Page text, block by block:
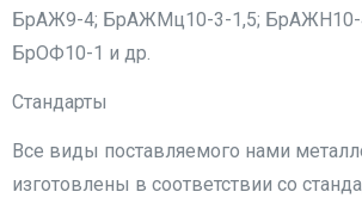
БрАЖ9-4; БрАЖМц10-3-1,5; БрАЖН10-
БрОФ10-1 и др.
Стандарты
Все виды поставляемого нами
изготовлены в соответствии со